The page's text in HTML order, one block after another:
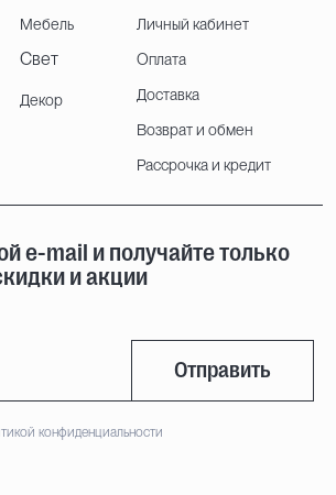
Мебель
Свет
Декор
Личный кабинет
Оплата
Доставка
Возврат и обмен
Рассрочка и кредит
e-mail и получайте только
и акции
Отправить
конфиденциальности